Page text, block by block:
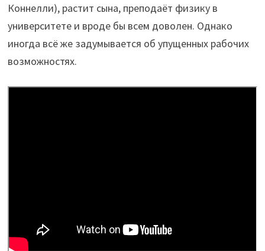
Коннелли), растит сына, преподаёт физику в
университете и вроде бы всем доволен. Однако
иногда всё же задумывается об упущенных рабочих
возможностях.